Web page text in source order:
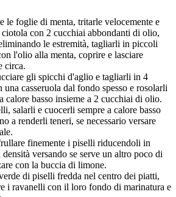
le foglie di menta, tritarle velocemente e
con 2 cucchiai abbondanti di olio,
le estremità, tagliarli in piccoli
l'olio alla menta, coprire e lasciare
circa.
gli spicchi d'aglio e tagliarli in 4
casseruola dal fondo spesso e rosolarli
calore basso insieme a 2 cucchiai di olio.
salarli e cuocerli sempre a calore basso
a renderli teneri, se necessario versare
finemente i piselli riducendoli in
versando se serve un altro poco di
con la buccia di limone.
di piselli fredda nel centro dei piatti,
i ravanelli con il loro fondo di marinatura e